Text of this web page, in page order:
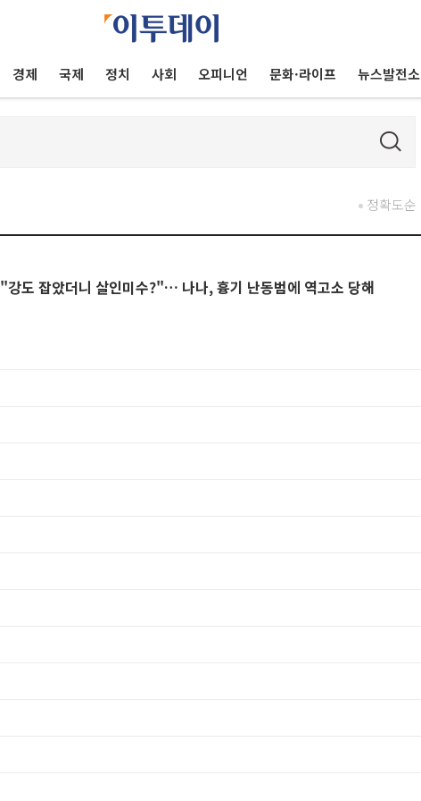
경제 국제 정치 사회 오피니언 문화·라이프 뉴스발전소
정확도순
"강도 잡았더니 살인미수?"… 나나, 흉기 난동범에 역고소 당해